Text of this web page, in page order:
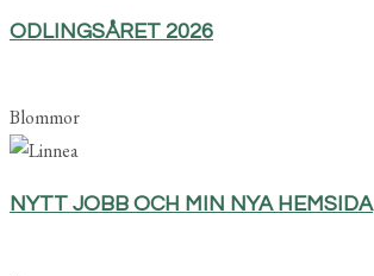
ODLINGSÅRET 2026
Blommor
NYTT JOBB OCH MIN NYA HEMSIDA